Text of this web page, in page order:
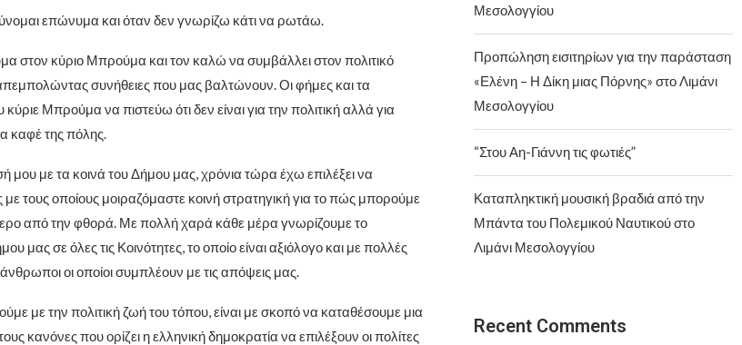
επώνυμα και όταν δεν γνωρίζω κάτι να ρωτάω.
στον κύριο Μπρούμα και τον καλώ να συμβάλλει στον πολιτικό
συνήθειες που μας βαλτώνουν. Οι φήμες και τα
Μπρούμα να πιστεύω ότι δεν είναι για την πολιτική αλλά για
καφέ της πόλης.
με τα κοινά του Δήμου μας, χρόνια τώρα έχω επιλέξει να
τους οποίους μοιραζόμαστε κοινή στρατηγική για το πώς μπορούμε
από την φθορά. Με πολλή χαρά κάθε μέρα γνωρίζουμε το
μας σε όλες τις Κοινότητες, το οποίο είναι αξιόλογο και με πολλές
άνθρωποι οι οποίοι συμπλέουν με τις απόψεις μας.
με την πολιτική ζωή του τόπου, είναι με σκοπό να καταθέσουμε μια
κανόνες που ορίζει η ελληνική δημοκρατία να επιλέξουν οι πολίτες
Μεσολογγίου
Προπώληση εισιτηρίων για την παράσταση
«Ελένη – Η Δίκη μιας Πόρνης» στο Λιμάνι
Μεσολογγίου
“Στου Αη-Γιάννη τις φωτιές”
Καταπληκτική μουσική βραδιά από την
Μπάντα του Πολεμικού Ναυτικού στο
Λιμάνι Μεσολογγίου
Recent Comments